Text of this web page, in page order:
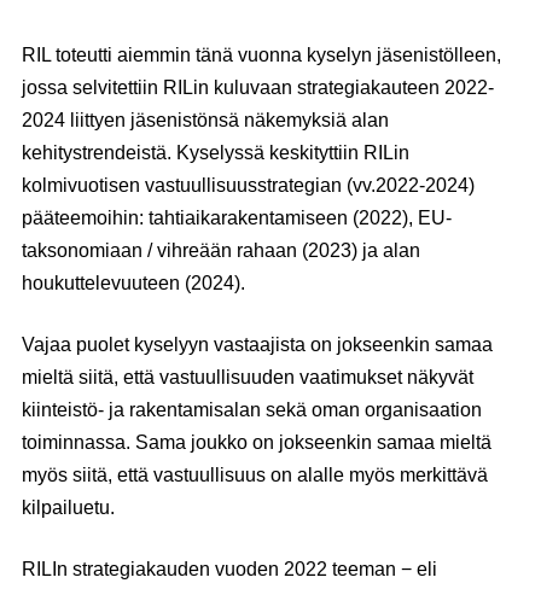
RIL toteutti aiemmin tänä vuonna kyselyn jäsenistölleen,
jossa selvitettiin RILin kuluvaan strategiakauteen 2022-
2024 liittyen jäsenistönsä näkemyksiä alan
kehitystrendeistä. Kyselyssä keskityttiin RILin
kolmivuotisen vastuullisuusstrategian (vv.2022-2024)
pääteemoihin: tahtiaikarakentamiseen (2022), EU-
taksonomiaan / vihreään rahaan (2023) ja alan
houkuttelevuuteen (2024).
Vajaa puolet kyselyyn vastaajista on jokseenkin samaa
mieltä siitä, että vastuullisuuden vaatimukset näkyvät
kiinteistö- ja rakentamisalan sekä oman organisaation
toiminnassa. Sama joukko on jokseenkin samaa mieltä
myös siitä, että vastuullisuus on alalle myös merkittävä
kilpailuetu.
RILIn strategiakauden vuoden 2022 teeman − eli